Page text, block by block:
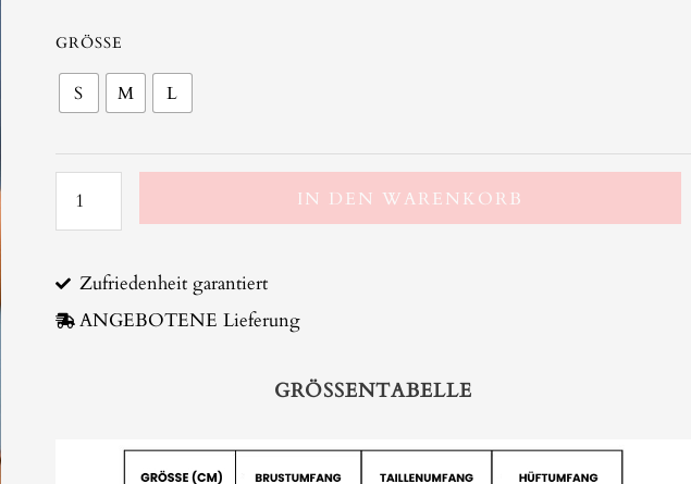
GRÖSSE
S M L
Crop
Boho
Menge
IN DEN WARENKORB
Zufriedenheit garantiert
ANGEBOTENE Lieferung
GRÖSSENTABELLE